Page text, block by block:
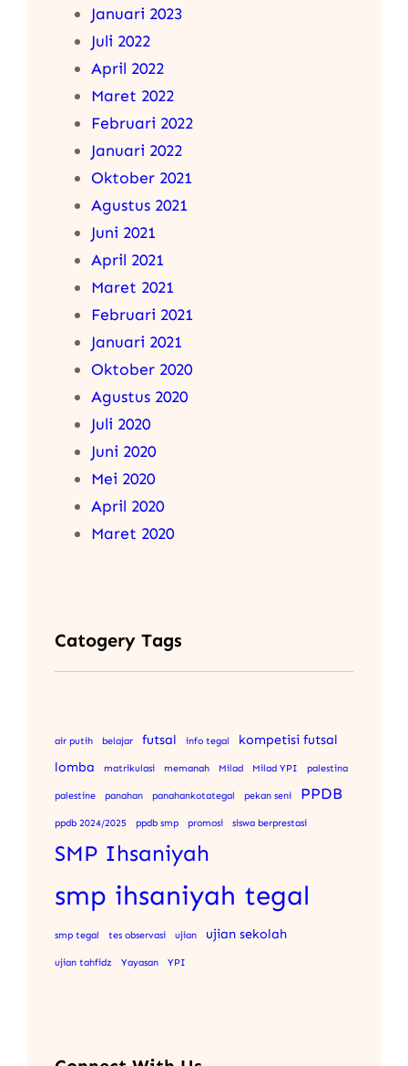
Januari 2023
Juli 2022
April 2022
Maret 2022
Februari 2022
Januari 2022
Oktober 2021
Agustus 2021
Juni 2021
April 2021
Maret 2021
Februari 2021
Januari 2021
Oktober 2020
Agustus 2020
Juli 2020
Juni 2020
Mei 2020
April 2020
Maret 2020
Catogery Tags
air putih belajar futsal info tegal
kompetisi futsal
lomba
matrikulasi memanah Milad Milad YPI palestina
palestine panahan panahankotategal pekan seni PPDB
ppdb 2024/2025 ppdb smp promosi siswa berprestasi
SMP Ihsaniyah
smp ihsaniyah tegal
smp tegal tes observasi ujian ujian sekolah
ujian tahfidz Yayasan YPI